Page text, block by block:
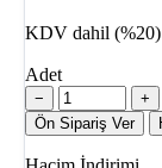
KDV dahil (%20)
Adet
−
+
Ön Sipariş Ver